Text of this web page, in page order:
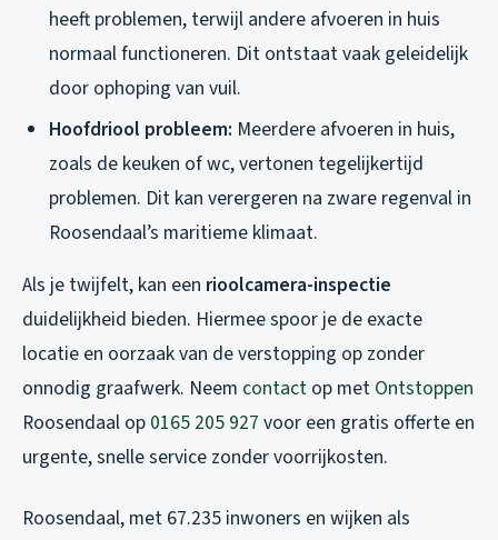
heeft problemen, terwijl andere afvoeren in huis
normaal functioneren. Dit ontstaat vaak geleidelijk
door ophoping van vuil.
Hoofdriool probleem: Meerdere afvoeren in huis,
zoals de keuken of wc, vertonen tegelijkertijd
problemen. Dit kan verergeren na zware regenval in
Roosendaal’s maritieme klimaat.
Als je twijfelt, kan een rioolcamera-inspectie
duidelijkheid bieden. Hiermee spoor je de exacte
locatie en oorzaak van de verstopping op zonder
onnodig graafwerk. Neem contact op met Ontstoppen
Roosendaal op 0165 205 927 voor een gratis offerte en
urgente, snelle service zonder voorrijkosten.
Roosendaal, met 67.235 inwoners en wijken als